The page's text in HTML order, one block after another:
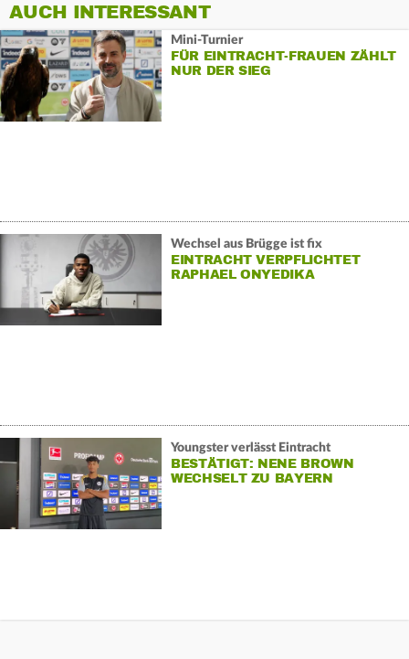
AUCH INTERESSANT
Mini-Turnier
FÜR EINTRACHT-FRAUEN ZÄHLT
NUR DER SIEG
Wechsel aus Brügge ist fix
EINTRACHT VERPFLICHTET
RAPHAEL ONYEDIKA
Youngster verlässt Eintracht
BESTÄTIGT: NENE BROWN
WECHSELT ZU BAYERN